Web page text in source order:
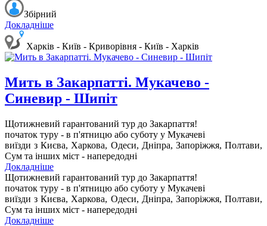
Збірний
Докладніше
Харків - Київ - Криворівня - Київ - Харків
Мить в Закарпатті. Мукачево -
Синевир - Шипіт
Щотижневий гарантований тур до Закарпаття!
початок туру - в п'ятницю або суботу у Мукачеві
виїзди з Києва, Харкова, Одеси, Дніпра, Запоріжжя, Полтави,
Сум та інших міст - напередодні
Докладніше
Щотижневий гарантований тур до Закарпаття!
початок туру - в п'ятницю або суботу у Мукачеві
виїзди з Києва, Харкова, Одеси, Дніпра, Запоріжжя, Полтави,
Сум та інших міст - напередодні
Докладніше